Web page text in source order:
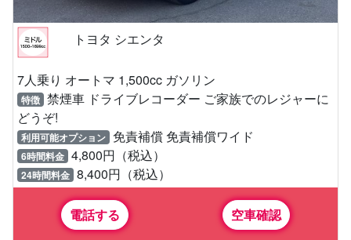
トヨタ シエンタ
7人乗り オートマ 1,500cc ガソリン
特徴 禁煙車 ドライブレコーダー ご家族でのレジャーに
どうぞ!
利用可能オプション 免責補償 免責補償ワイド
6時間料金 4,800円（税込）
24時間料金 8,400円（税込）
電話する 空車確認